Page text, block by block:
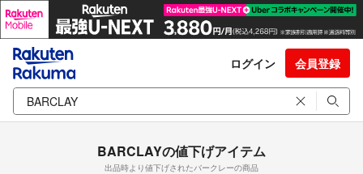
ログイン 会員登録
BARCLAYの値下げアイテム
出品時より値下げされたバークレーの商品